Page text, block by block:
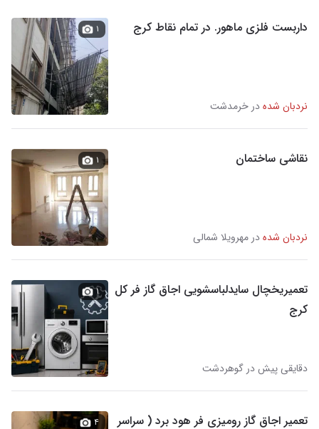
داربست فلزی ماهور. در تمام نقاط کرج
نردبان شدهدر خرمدشت
۱
نقاشی ساختمان
نردبان شدهدر مهرویلا شمالی
۱
تعمیریخچال سایدلباسشویی اجاق گاز فر کل
کرج
دقایقی پیش در گوهردشت
۱
تعمیر اجاق گاز رومیزی فر هود برد ( سراسر
۴